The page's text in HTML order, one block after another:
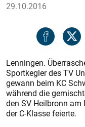
29.10.2016
Lenningen.
Sportkegler des TV
gewann beim KC
während die
den SV Heilbronn
der C-Klasse feierte.